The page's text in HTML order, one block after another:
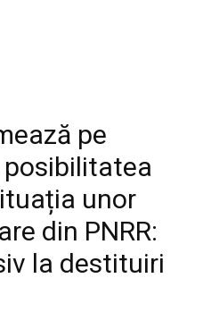
pe
unor
din PNRR:
la destituiri